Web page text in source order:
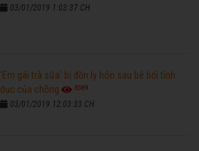
03/01/2019 1:03:37 CH
'Em gái trà sữa' bị đồn ly hôn sau bê bối tình
dục của chồng
6589
03/01/2019 12:03:33 CH